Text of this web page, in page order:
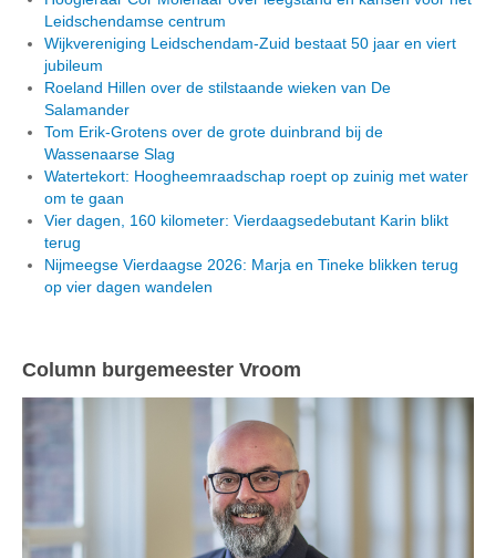
Leidschendamse centrum
Wijkvereniging Leidschendam-Zuid bestaat 50 jaar en viert
jubileum
Roeland Hillen over de stilstaande wieken van De
Salamander
Tom Erik-Grotens over de grote duinbrand bij de
Wassenaarse Slag
Watertekort: Hoogheemraadschap roept op zuinig met water
om te gaan
Vier dagen, 160 kilometer: Vierdaagsedebutant Karin blikt
terug
Nijmeegse Vierdaagse 2026: Marja en Tineke blikken terug
op vier dagen wandelen
Column burgemeester Vroom